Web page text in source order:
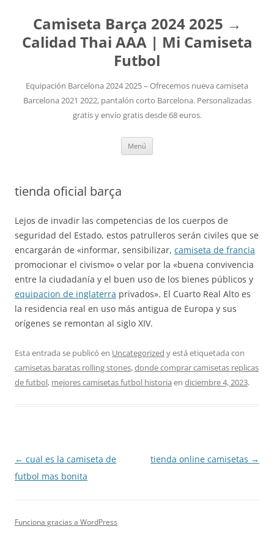
Camiseta Barça 2024 2025 →
Calidad Thai AAA | Mi Camiseta
Futbol
Equipación Barcelona 2024 2025 – Ofrecemos nueva camiseta
Barcelona 2021 2022, pantalón corto Barcelona. Personalizadas
gratis y envío gratis desde 68 euros.
Menú
tienda oficial barça
Lejos de invadir las competencias de los cuerpos de
seguridad del Estado, estos patrulleros serán civiles que se
encargarán de «informar, sensibilizar, camiseta de francia
promocionar el civismo» o velar por la «buena convivencia
entre la ciudadanía y el buen uso de los bienes públicos y
equipacion de inglaterra privados». El Cuarto Real Alto es
la residencia real en uso más antigua de Europa y sus
orígenes se remontan al siglo XIV.
Esta entrada se publicó en Uncategorized y está etiquetada con
camisetas baratas rolling stones,donde comprar camisetas replicas
de futbol, mejores camisetas futbol historia en diciembre 4, 2023.
Navegación
de
← cual es la camiseta de
futbol mas bonita
tienda online camisetas →
Funciona gracias a WordPress